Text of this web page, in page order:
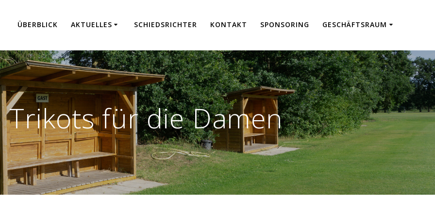
ÜBER­BLICK AKTU­EL­LES SCHIEDS­RICH­TER KON­TAKT SPON­SO­RING GESCHÄFTS­RAUM
Trikots für die Damen